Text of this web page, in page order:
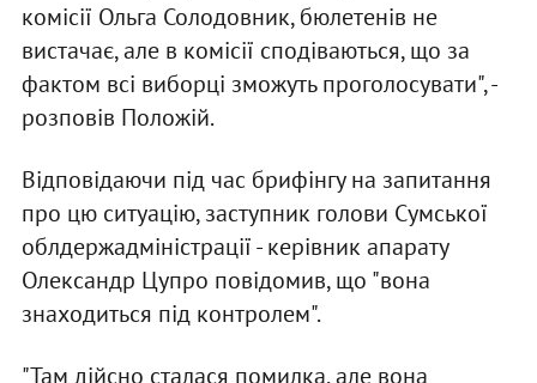
комісії Ольга Солодовник, бюлетенів не
вистачає, але в комісії сподіваються, що за
фактом всі виборці зможуть проголосувати", -
розповів Положій.
Відповідаючи під час брифінгу на запитання
про цю ситуацію, заступник голови Сумської
облдержадміністрації - керівник апарату
Олександр Цупро повідомив, що "вона
знаходиться під контролем".
"Там дійсно сталася помилка, але вона